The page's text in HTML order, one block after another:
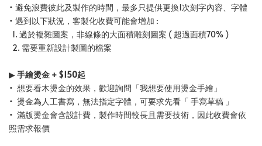
• 避免浪費彼此及製作的時間，最多只提供更換1次刻字內容、字體
• 遇到以下狀況，客製化收費可能會增加 :
1. 過於複雜圖案，非線條的大面積雕刻圖案 ( 超過面積70% )
2. 需要重新設計製圖的檔案
▶手繪燙金 + $150起
• 想要看木燙金的效果，歡迎詢問「我想要使用燙金手繪」
• 燙金為人工書寫，無法指定字體，可要求先看「 手寫草稿 」
• 滿版燙金會含設計費，製作時間較長且需要技術，因此收費會依
照需求報價